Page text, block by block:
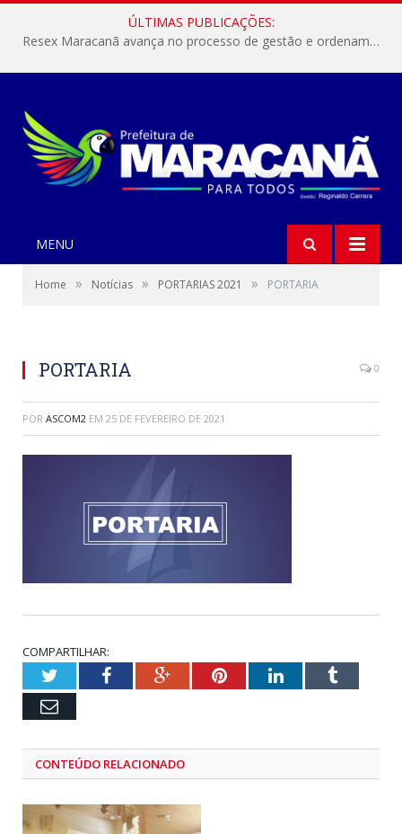
ÚLTIMAS PUBLICAÇÕES:
Resex Maracanã avança no processo de gestão e ordenamento do turismo em nossas áreas protegidas.
MENU
Home » Notícias » PORTARIAS 2021 » PORTARIA
PORTARIA 0
POR ASCOM2 EM 25 DE FEVEREIRO DE 2021
COMPARTILHAR:
TwitterFacebookGoogle+PinterestLinkedInTumblr
Email
CONTEÚDO RELACIONADO